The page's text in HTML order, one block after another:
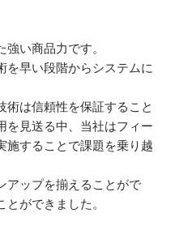
い商品力です。
を早い段階からシステムに
術は信頼性を保証すること
を見送る中、当社はフィー
施することで課題を乗り越
アップを揃えることがで
ができました。